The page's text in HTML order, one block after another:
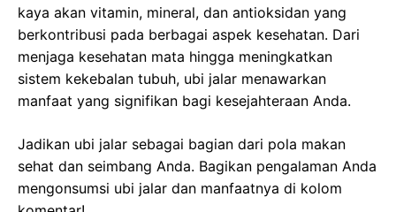
kaya akan vitamin, mineral, dan antioksidan yang
berkontribusi pada berbagai aspek kesehatan. Dari
menjaga kesehatan mata hingga meningkatkan
sistem kekebalan tubuh, ubi jalar menawarkan
manfaat yang signifikan bagi kesejahteraan Anda.
Jadikan ubi jalar sebagai bagian dari pola makan
sehat dan seimbang Anda. Bagikan pengalaman Anda
mengonsumsi ubi jalar dan manfaatnya di kolom